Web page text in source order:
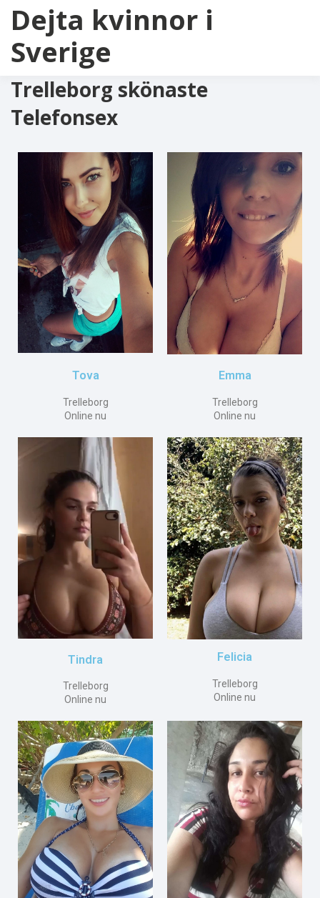
Dejta kvinnor i
Sverige
Trelleborg skönaste
Telefonsex
Tova
Trelleborg
Online nu
Emma
Trelleborg
Online nu
Tindra
Trelleborg
Online nu
Felicia
Trelleborg
Online nu